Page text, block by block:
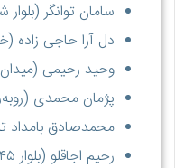
سامان توانگر
دل آرا حاجی زاده (خیابان ۴۵
وحید رحيمی
پژمان محمدی
محمدصادق بامداد
رحیم اجاقلو (بلوار ۴۵ متری انقلاب)